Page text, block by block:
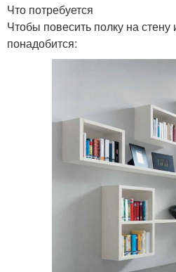
Что потребуется
Чтобы повесить полку на стену
понадобится: